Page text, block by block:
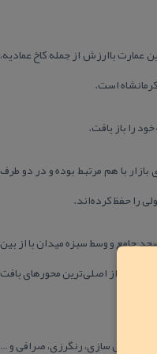
باارزش از جمله كاخ عمادیه،
است.
را باز یافت.
با هم مرتبط بوده و در دو طرف
را حفظ كرده‌اند.
جامع و وسط سبزه میدان با از بین
به یكی از اصلی‌ترین محورهای بافت
كشی، نعل سازی، رنگرزی، صرافی و …